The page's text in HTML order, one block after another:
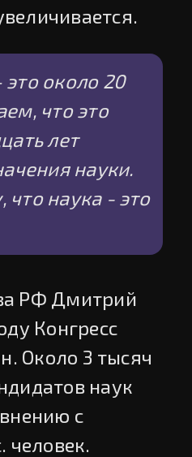
около 20
что это
лет
науки.
что наука - это
РФ Дмитрий
Конгресс
Около 3 тысяч
наук
с
человек.